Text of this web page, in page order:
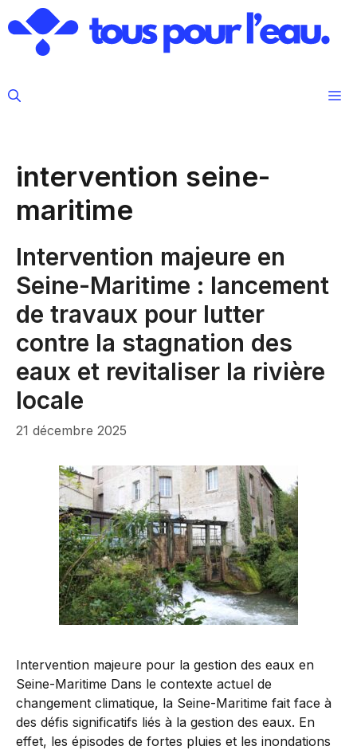
au
contenu
intervention seine-
maritime
Intervention majeure en
Seine-Maritime : lancement
de travaux pour lutter
contre la stagnation des
eaux et revitaliser la rivière
locale
21 décembre 2025
Intervention majeure pour la gestion des eaux en
Seine-Maritime Dans le contexte actuel de
changement climatique, la Seine-Maritime fait face à
des défis significatifs liés à la gestion des eaux. En
effet, les épisodes de fortes pluies et les inondations